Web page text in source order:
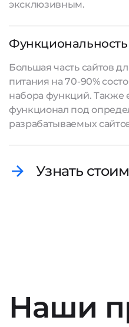
эксклюзивным.
Функциональность
Большая часть сайтов
питания на 70-90%
набора функций. Также
функционал под
разрабатываемых
Узнать
Наши